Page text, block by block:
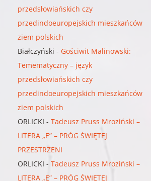
przedsłowiańskich czy
przedindoeuropejskich mieszkańców
ziem polskich
Białczyński - Gościwit Malinowski:
Temematyczny – język
przedsłowiańskich czy
przedindoeuropejskich mieszkańców
ziem polskich
ORLICKI -Tadeusz Pruss Mroziński –
LITERA „E” – PRÓG ŚWIĘTEJ
PRZESTRZENI
ORLICKI -Tadeusz Pruss Mroziński –
LITERA „E” – PRÓG ŚWIĘTEJ